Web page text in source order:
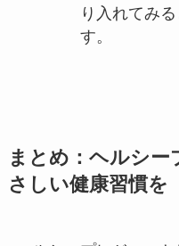
り入れてみ
す。
まとめ：ヘルシー
さしい健康習慣を